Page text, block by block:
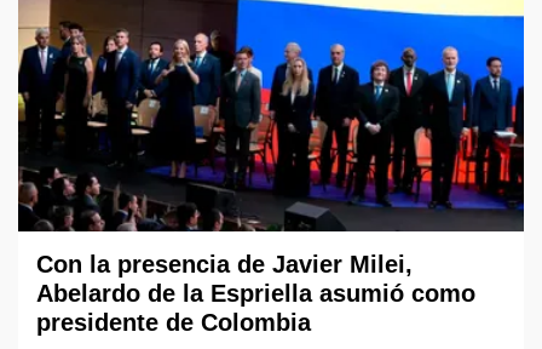
Con la presencia de Javier Milei,
Abelardo de la Espriella asumió como
presidente de Colombia